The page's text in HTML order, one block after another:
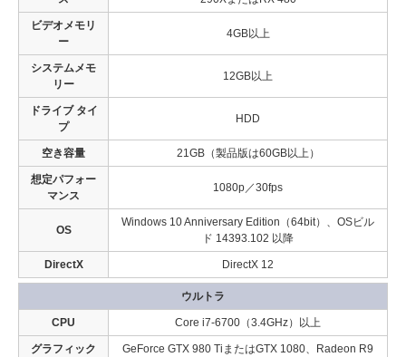
ビデオメモリ
ー
4GB以上
システムメモ
リー
12GB以上
ドライブ タイ
プ
HDD
空き容量 21GB（製品版は60GB以上）
想定パフォー
マンス
1080p／30fps
OS
Windows 10 Anniversary Edition（64bit）、OSビル
ド 14393.102 以降
DirectX DirectX 12
ウルトラ
CPU Core i7-6700（3.4GHz）以上
グラフィック
GeForce GTX 980 TiまたはGTX 1080、Radeon R9